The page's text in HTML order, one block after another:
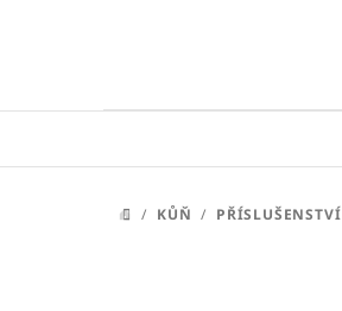
DOMŮ
/ KŮŇ /